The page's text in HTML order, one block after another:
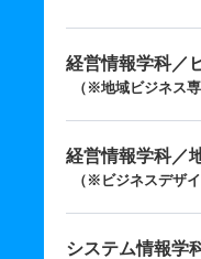
経営情報学科／
（※地域ビジネス
経営情報学科／
（※ビジネスデザ
システム情報学